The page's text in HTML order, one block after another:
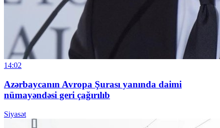
14:02
Azərbaycanın Avropa Şurası yanında daimi
nümayəndəsi geri çağırılıb
Siyasət